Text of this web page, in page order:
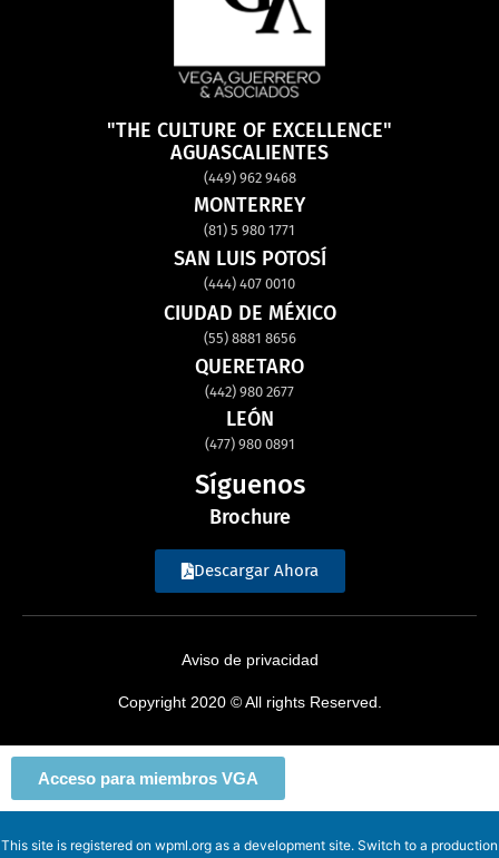
"THE CULTURE OF EXCELLENCE"
AGUASCALIENTES
(449) 962 9468
MONTERREY
(81) 5 980 1771
SAN LUIS POTOSÍ
(444) 407 0010
CIUDAD DE MÉXICO
(55) 8881 8656
QUERETARO
(442) 980 2677
LEÓN
(477) 980 0891
Síguenos
Brochure
Descargar Ahora
Aviso de privacidad
Copyright 2020 © All rights Reserved.
Acceso para miembros VGA
This site is registered on wpml.org as a development site. Switch to a production